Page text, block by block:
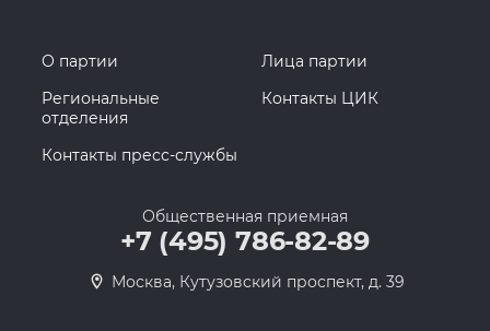
О партии
Лица партии
Региональные
отделения
Контакты ЦИК
Контакты пресс-службы
Общественная приемная
+7 (495) 786-82-89
Москва, Кутузовский проспект, д. 39